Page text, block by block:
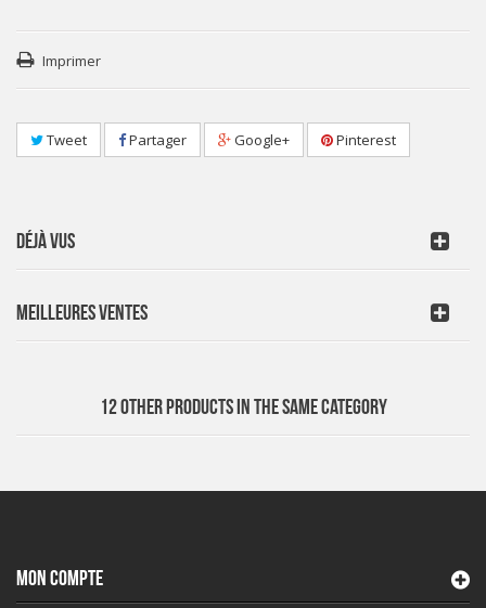
Imprimer
Tweet Partager Google+ Pinterest
DÉJÀ VUS
MEILLEURES VENTES
12 OTHER PRODUCTS IN THE SAME CATEGORY
MON COMPTE